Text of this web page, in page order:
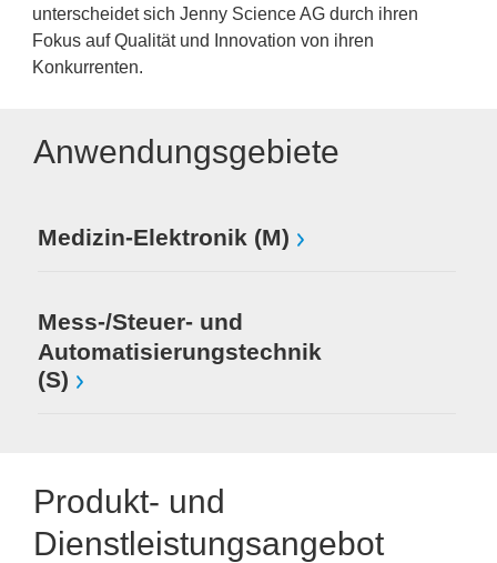
unterscheidet sich Jenny Science AG durch ihren
Fokus auf Qualität und Innovation von ihren
Konkurrenten.
Anwendungsgebiete
Medizin-Elektronik (M)
Mess-/Steuer- und
Automatisierungstechnik
(S)
Produkt- und
Dienstleistungsangebot